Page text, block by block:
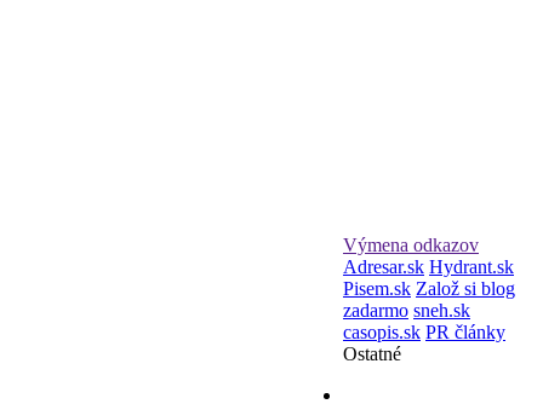
Výmena odkazov
Adresar.sk Hydrant.sk
Pisem.sk Založ si blog
zadarmo sneh.sk
casopis.sk PR články
Ostatné